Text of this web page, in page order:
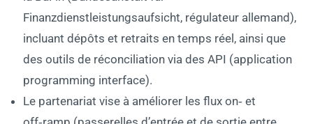
Finanzdienstleistungsaufsicht, régulateur allemand),
incluant dépôts et retraits en temps réel, ainsi que
des outils de réconciliation via des API (application
programming interface).
Le partenariat vise à améliorer les flux on‑ et